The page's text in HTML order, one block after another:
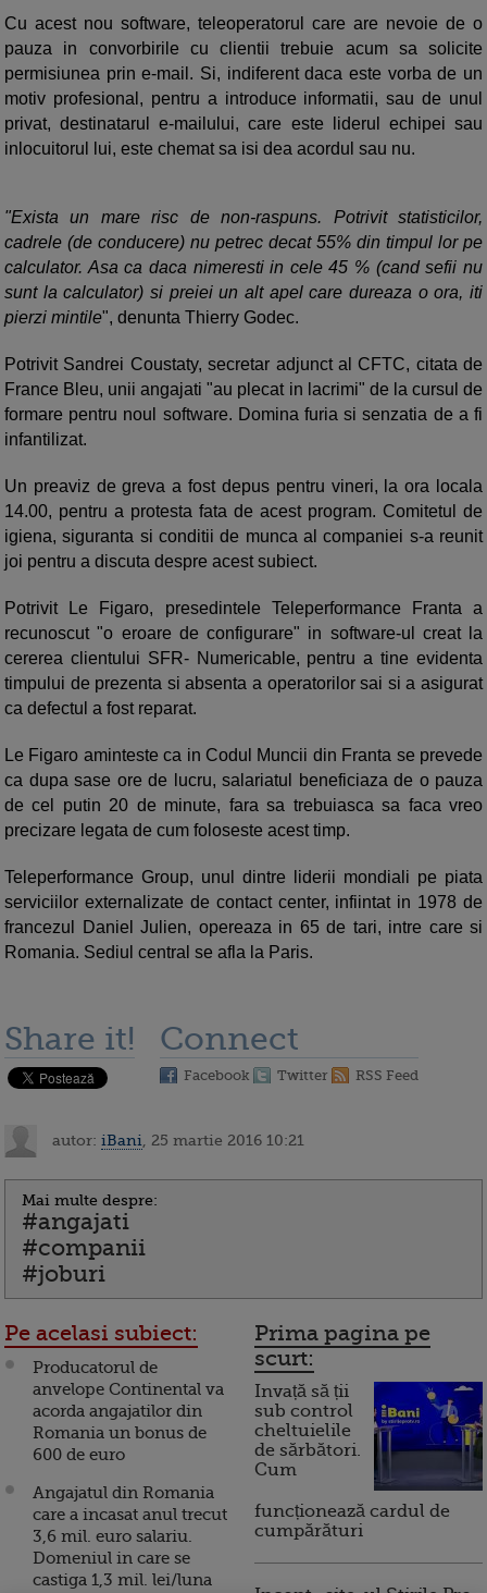
Cu acest nou software, teleoperatorul care are nevoie de o
pauza in convorbirile cu clientii trebuie acum sa solicite
permisiunea prin e-mail. Si, indiferent daca este vorba de un
motiv profesional, pentru a introduce informatii, sau de unul
privat, destinatarul e-mailului, care este liderul echipei sau
inlocuitorul lui, este chemat sa isi dea acordul sau nu.
"Exista un mare risc de non-raspuns. Potrivit statisticilor,
cadrele (de conducere) nu petrec decat 55% din timpul lor pe
calculator. Asa ca daca nimeresti in cele 45 % (cand sefii nu
sunt la calculator) si preiei un alt apel care dureaza o ora, iti
pierzi mintile", denunta Thierry Godec.
Potrivit Sandrei Coustaty, secretar adjunct al CFTC, citata de
France Bleu, unii angajati "au plecat in lacrimi" de la cursul de
formare pentru noul software. Domina furia si senzatia de a fi
infantilizat.
Un preaviz de greva a fost depus pentru vineri, la ora locala
14.00, pentru a protesta fata de acest program. Comitetul de
igiena, siguranta si conditii de munca al companiei s-a reunit
joi pentru a discuta despre acest subiect.
Potrivit Le Figaro, presedintele Teleperformance Franta a
recunoscut "o eroare de configurare" in software-ul creat la
cererea clientului SFR- Numericable, pentru a tine evidenta
timpului de prezenta si absenta a operatorilor sai si a asigurat
ca defectul a fost reparat.
Le Figaro aminteste ca in Codul Muncii din Franta se prevede
ca dupa sase ore de lucru, salariatul beneficiaza de o pauza
de cel putin 20 de minute, fara sa trebuiasca sa faca vreo
precizare legata de cum foloseste acest timp.
Teleperformance Group, unul dintre liderii mondiali pe piata
serviciilor externalizate de contact center, infiintat in 1978 de
francezul Daniel Julien, opereaza in 65 de tari, intre care si
Romania. Sediul central se afla la Paris.
Share it! Connect
Facebook Twitter RSS Feed
autor: iBani , 25 martie 2016 10:21
Mai multe despre:
#angajati
#companii
#joburi
Pe acelasi subiect:
Producatorul de
anvelope Continental va
acorda angajatilor din
Romania un bonus de
600 de euro
Angajatul din Romania
care a incasat anul trecut
3,6 mil. euro salariu.
Domeniul in care se
castiga 1,3 mil. lei/luna
Prima pagina pe
scurt:
Invață să ții
sub control
cheltuielile
de sărbători.
Cum
funcționează cardul de
cumpărături